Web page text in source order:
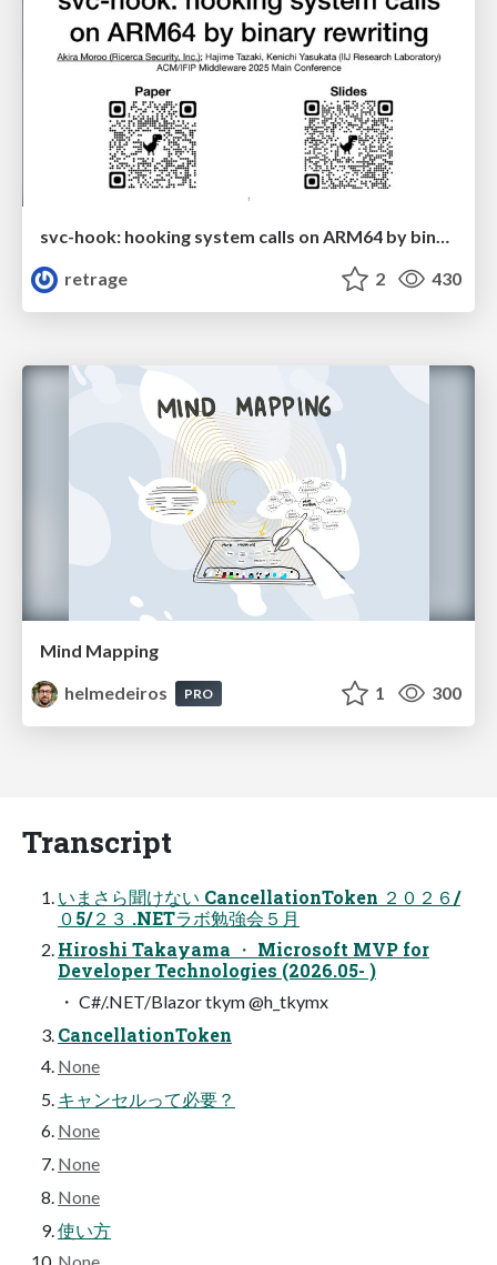
svc-hook: hooking system calls on ARM64 by binary rewriting
retrage
2 430
Mind Mapping
helmedeiros
PRO 1 300
Transcript
いまさら聞けない CancellationToken ２０２６/
０5/２３ .NETラボ勉強会５月
Hiroshi Takayama ・ Microsoft MVP for
Developer Technologies (2026.05- )
・ C#/.NET/Blazor tkym @h_tkymx
CancellationToken
None
キャンセルって必要？
None
None
None
使い方
None